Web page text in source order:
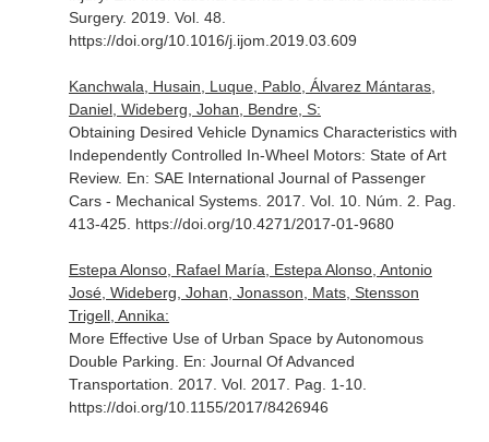
Surgery. 2019. Vol. 48.
https://doi.org/10.1016/j.ijom.2019.03.609
Kanchwala, Husain, Luque, Pablo, Álvarez Mántaras,
Daniel, Wideberg, Johan, Bendre, S:
Obtaining Desired Vehicle Dynamics Characteristics with
Independently Controlled In-Wheel Motors: State of Art
Review. En: SAE International Journal of Passenger
Cars - Mechanical Systems. 2017. Vol. 10. Núm. 2. Pag.
413-425. https://doi.org/10.4271/2017-01-9680
Estepa Alonso, Rafael María, Estepa Alonso, Antonio
José, Wideberg, Johan, Jonasson, Mats, Stensson
Trigell, Annika:
More Effective Use of Urban Space by Autonomous
Double Parking. En: Journal Of Advanced
Transportation . 2017. Vol. 2017. Pag. 1-10.
https://doi.org/10.1155/2017/8426946